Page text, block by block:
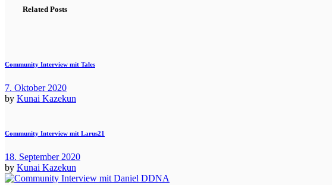
Related Posts
Community Interview mit Tales
7. Oktober 2020
by Kunai Kazekun
Community Interview mit Larus21
18. September 2020
by Kunai Kazekun